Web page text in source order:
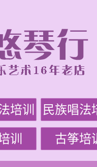
培训 民族唱法
训 古筝培